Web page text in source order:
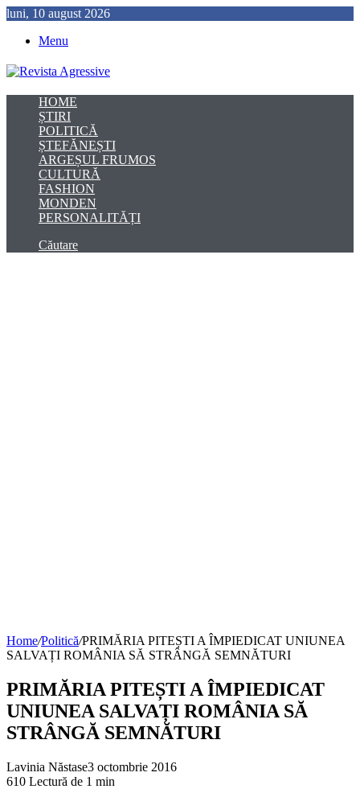
luni, 10 august 2026
Menu
HOME
ȘTIRI
POLITICĂ
ȘTEFĂNEȘTI
ARGEȘUL FRUMOS
CULTURĂ
FASHION
MONDEN
PERSONALITĂȚI
Căutare
Home/Politică/PRIMĂRIA PITEȘTI A ÎMPIEDICAT UNIUNEA
SALVAȚI ROMÂNIA SĂ STRÂNGĂ SEMNĂTURI
PRIMĂRIA PITEȘTI A ÎMPIEDICAT
UNIUNEA SALVAȚI ROMÂNIA SĂ
STRÂNGĂ SEMNĂTURI
Lavinia Năstase3 octombrie 2016
610 Lectură de 1 min